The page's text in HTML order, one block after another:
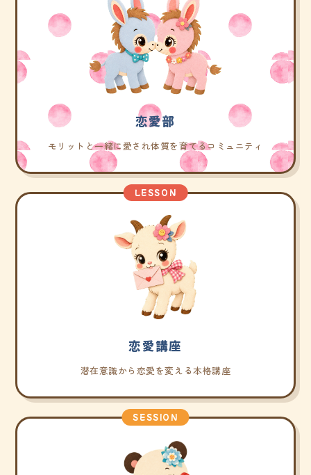
恋愛部
モリットと一緒に愛され体質を育てるコミュニティ
LESSON
恋愛講座
潜在意識から恋愛を変える本格講座
SESSION